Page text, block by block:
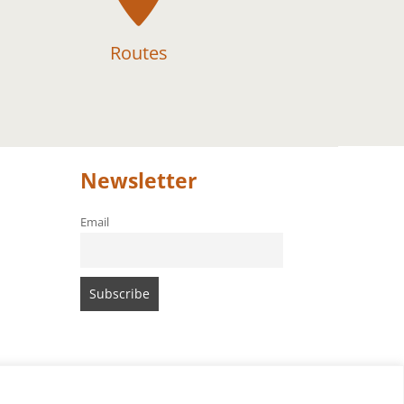
Routes
Newsletter
Email